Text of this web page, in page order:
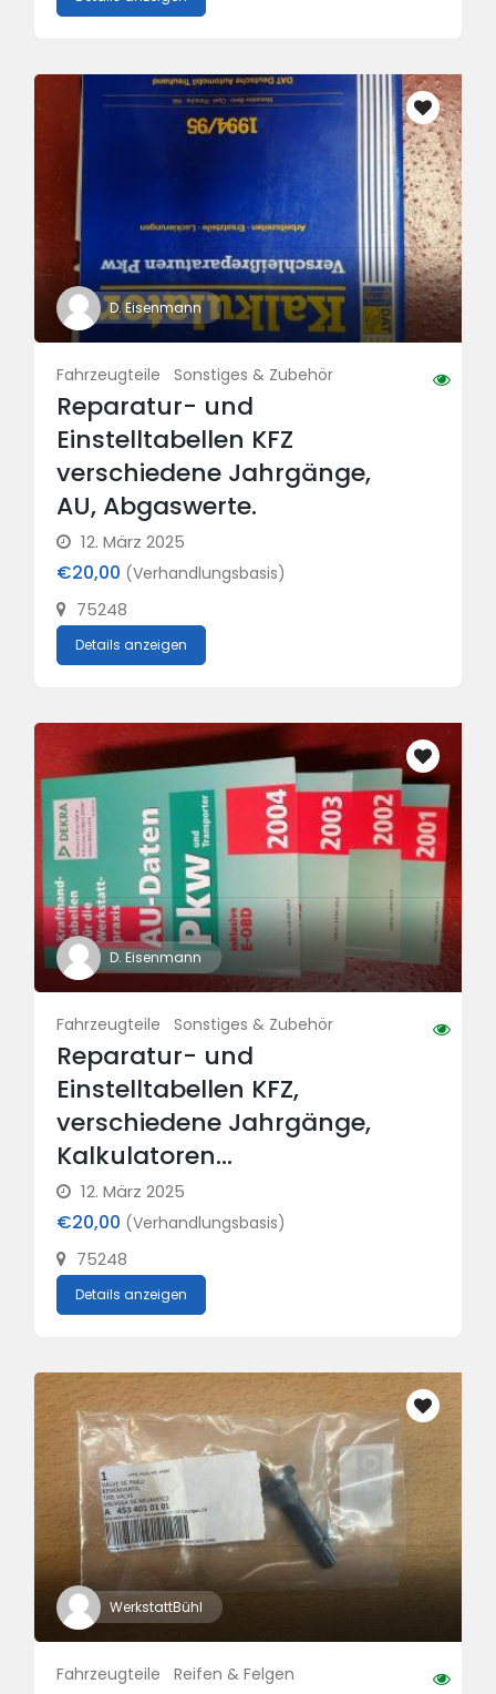
D. Eisenmann
Fahrzeugteile Sonstiges & Zubehör
Reparatur- und
Einstelltabellen KFZ
verschiedene Jahrgänge,
AU, Abgaswerte.
12. März 2025
€20,00 (Verhandlungsbasis)
75248
Details anzeigen
D. Eisenmann
Fahrzeugteile Sonstiges & Zubehör
Reparatur- und
Einstelltabellen KFZ,
verschiedene Jahrgänge,
Kalkulatoren…
12. März 2025
€20,00 (Verhandlungsbasis)
75248
Details anzeigen
WerkstattBühl
Fahrzeugteile Reifen & Felgen